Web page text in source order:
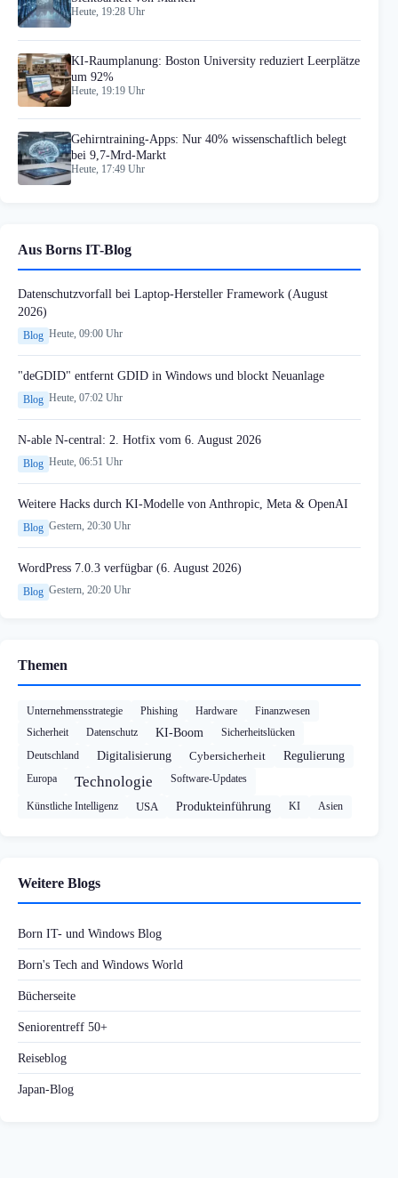
Heute, 19:28 Uhr
KI-Raumplanung: Boston University reduziert Leerplätze
um 92%
Heute, 19:19 Uhr
Gehirntraining-Apps: Nur 40% wissenschaftlich belegt
bei 9,7-Mrd-Markt
Heute, 17:49 Uhr
Aus Borns IT-Blog
Datenschutzvorfall bei Laptop-Hersteller Framework (August
2026)
Blog Heute, 09:00 Uhr
"deGDID" entfernt GDID in Windows und blockt Neuanlage
Blog Heute, 07:02 Uhr
N-able N-central: 2. Hotfix vom 6. August 2026
Blog Heute, 06:51 Uhr
Weitere Hacks durch KI-Modelle von Anthropic, Meta & OpenAI
Blog Gestern, 20:30 Uhr
WordPress 7.0.3 verfügbar (6. August 2026)
Blog Gestern, 20:20 Uhr
Themen
Unternehmensstrategie Phishing Hardware
Finanzwesen
Sicherheit
Datenschutz KI-Boom
Sicherheitslücken
Deutschland
Digitalisierung Cybersicherheit Regulierung
Europa Technologie Software-Updates
Künstliche Intelligenz USA Produkteinführung KI Asien
Weitere Blogs
Born IT- und Windows Blog
Born's Tech and Windows World
Bücherseite
Seniorentreff 50+
Reiseblog
Japan-Blog